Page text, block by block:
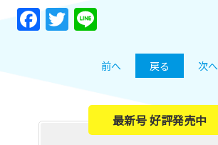
Facebook
Twitter
前へ 戻る 次へ
最新号 好評発売中